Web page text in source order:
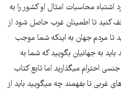
اشتباه محاسبات امثال او کشور را به
کنید تا اطمینان غرب حاصل شود از
تا مردم جهان به اینکه شما موجب
به جهانیان بگویید که شما به
احترام میگذارید اما تابع کتاب
تا بفهمند چه میگویید باید از